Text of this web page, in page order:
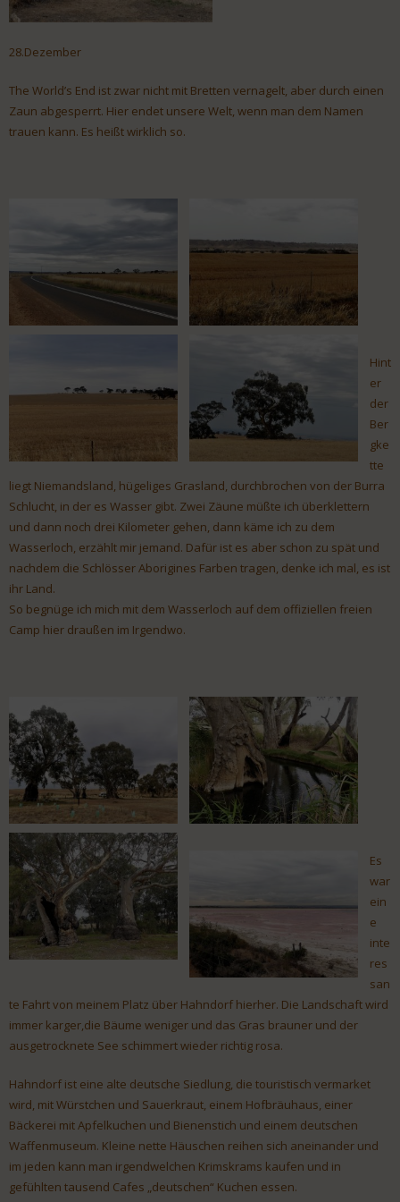
28.Dezember
The World’s End ist zwar nicht mit Bretten vernagelt, aber durch einen
Zaun abgesperrt. Hier endet unsere Welt, wenn man dem Namen
trauen kann. Es heißt wirklich so.
Hint
er
der
Ber
gke
tte
liegt Niemandsland, hügeliges Grasland, durchbrochen von der Burra
Schlucht, in der es Wasser gibt. Zwei Zäune müßte ich überklettern
und dann noch drei Kilometer gehen, dann käme ich zu dem
Wasserloch, erzählt mir jemand. Dafür ist es aber schon zu spät und
nachdem die Schlösser Aborigines Farben tragen, denke ich mal, es ist
ihr Land.
So begnüge ich mich mit dem Wasserloch auf dem offiziellen freien
Camp hier draußen im Irgendwo.
Es
war
ein
e
inte
res
san
te Fahrt von meinem Platz über Hahndorf hierher. Die Landschaft wird
immer karger,die Bäume weniger und das Gras brauner und der
ausgetrocknete See schimmert wieder richtig rosa.
Hahndorf ist eine alte deutsche Siedlung, die touristisch vermarket
wird, mit Würstchen und Sauerkraut, einem Hofbräuhaus, einer
Bäckerei mit Apfelkuchen und Bienenstich und einem deutschen
Waffenmuseum. Kleine nette Häuschen reihen sich aneinander und
im jeden kann man irgendwelchen Krimskrams kaufen und in
gefühlten tausend Cafes „deutschen“ Kuchen essen.